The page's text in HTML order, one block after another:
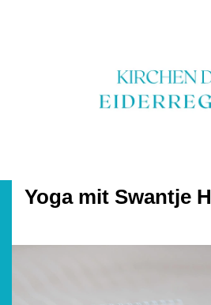
Yoga mit Swantje